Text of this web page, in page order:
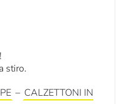
stiro.
– CALZETTONI IN